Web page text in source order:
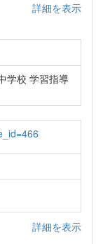
詳細を表示
学校 学習指導
詳細を表示